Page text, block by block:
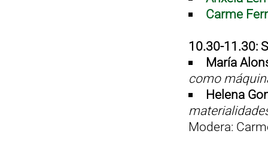
Carme
10.30-11.30:
María
como
Helena
Modera: